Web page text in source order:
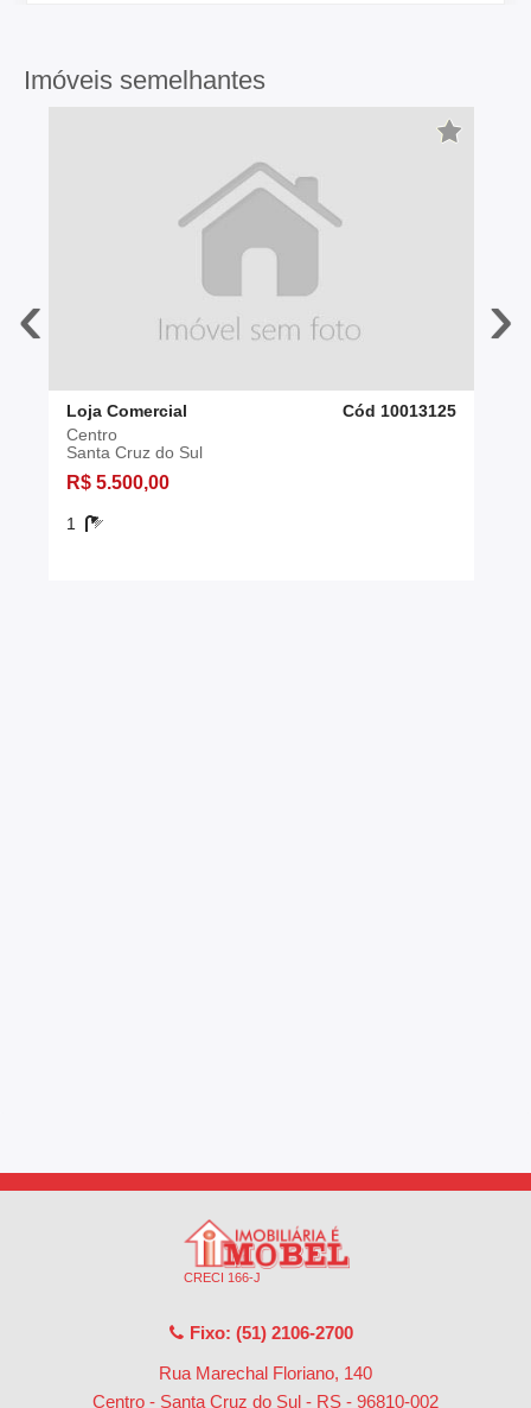
Imóveis semelhantes
‹
Loja Comercial
Cód 10013125
Centro
Santa Cruz do Sul
R$ 5.500,00
1
›
CRECI 166-J
Fixo: (51) 2106-2700
Rua Marechal Floriano, 140
Centro - Santa Cruz do Sul - RS - 96810-002